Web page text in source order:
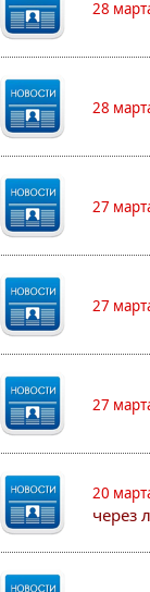
28
28
27
27
27
20
через